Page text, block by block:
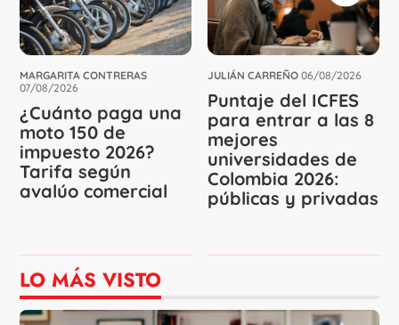
MARGARITA CONTRERAS
07/08/2026
¿Cuánto paga una
moto 150 de
impuesto 2026?
Tarifa según
avalúo comercial
JULIÁN CARREÑO 06/08/2026
Puntaje del ICFES
para entrar a las 8
mejores
universidades de
Colombia 2026:
públicas y privadas
LO MÁS VISTO